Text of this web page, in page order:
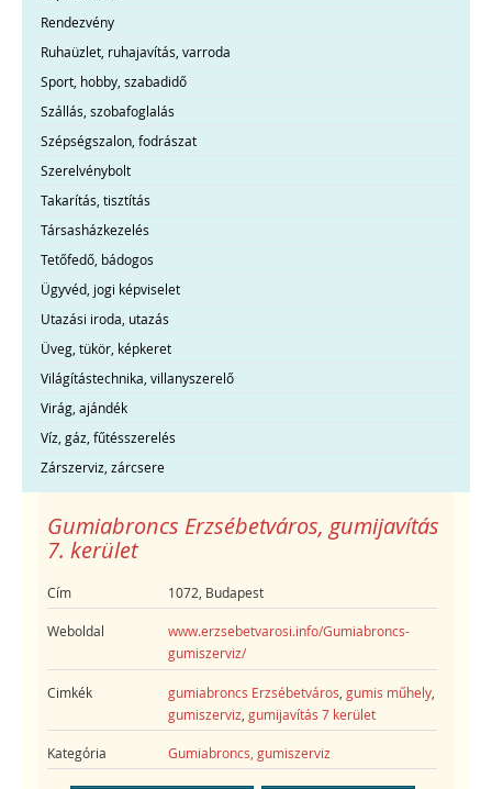
Rendezvény
Ruhaüzlet, ruhajavítás, varroda
Sport, hobby, szabadidő
Szállás, szobafoglalás
Szépségszalon, fodrászat
Szerelvénybolt
Takarítás, tisztítás
Társasházkezelés
Tetőfedő, bádogos
Ügyvéd, jogi képviselet
Utazási iroda, utazás
Üveg, tükör, képkeret
Világítástechnika, villanyszerelő
Virág, ajándék
Víz, gáz, fűtésszerelés
Zárszerviz, zárcsere
Gumiabroncs Erzsébetváros, gumijavítás
7. kerület
Cím 1072, Budapest
Weboldal
www.erzsebetvarosi.info/Gumiabroncs-
gumiszerviz/
Cimkék gumiabroncs Erzsébetváros ,gumis műhely
gumiszerviz ,gumijavítás 7 kerület
Kategória Gumiabroncs, gumiszerviz